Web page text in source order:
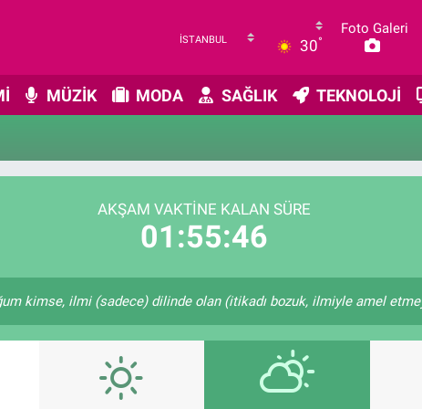
30°
Foto Galeri
MÜZİK MODA SAĞLIK TEKNOLOJİ
AKŞAM VAKTINE KALAN SÜRE
01:55:46
kimse, ilmi (sadece) dilinde olan (itikadı bozuk, ilmiyle amel